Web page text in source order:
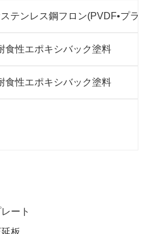
テンレス鋼フロン(PVDF•プラ
食性エポキシバック塗料
食性エポキシバック塗料
ート
板